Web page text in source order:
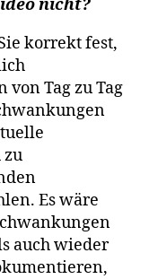
nicht?
korrekt fest,
Tag zu Tag
zu
Es wäre
auch wieder